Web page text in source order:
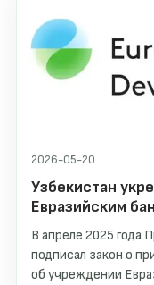
2026-05-20
Узбекистан
Евразийским
В апреле 2025 года
подписал закон о
об учреждении